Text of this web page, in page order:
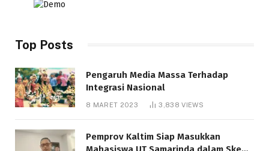
Top Posts
Pengaruh Media Massa Terhadap
Integrasi Nasional
8 MARET 2023 3,838VIEWS
Pemprov Kaltim Siap Masukkan